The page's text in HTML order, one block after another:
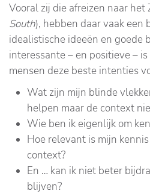
Vooral zij die afreizen naar het
South), hebben daar vaak een
idealistische ideeën en goede
interessante – en positieve –
mensen deze beste intenties
Wat zijn mijn blinde
helpen maar de context
Wie ben ik eigenlijk om
Hoe relevant is mijn
context?
En … kan ik niet beter
blijven?